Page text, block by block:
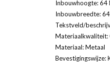
Inbouwhoogte: 64
Inbouwbreedte:
Tekstveld/
Materiaalkwaliteit:
Materiaal: Metaal
Bevestigingswijze: